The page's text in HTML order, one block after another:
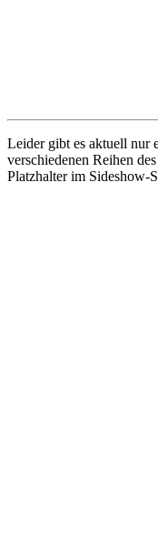
Leider gibt es aktuell nur
verschiedenen Reihen
Platzhalter im Sideshow-